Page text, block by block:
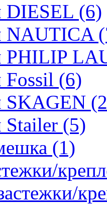
(6)
NAUTICA
PHILIP
(6)
SKAGEN
(5)
(1)